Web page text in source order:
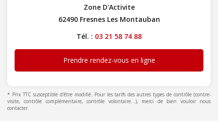
Zone D'Activite
62490 Fresnes Les Montauban
Tél. : 03 21 58 74 88
Prendre rendez-vous en ligne
* Prix TTC susceptible d'être modifié. Pour les tarifs des autres types de contrôle (contre-
visite, contrôle complémentaire, contrôle volontaire...), merci de bien vouloir nous
contacter.